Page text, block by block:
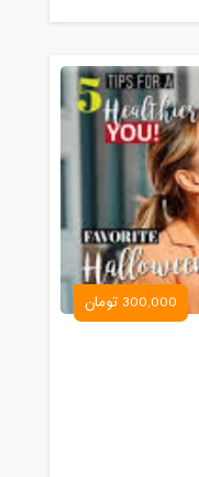
300,000 تومان